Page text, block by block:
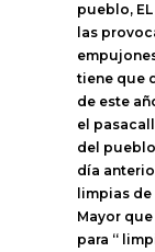
pueblo,
las
tiene que
de este
el
del
día
limpias
Mayor
para “